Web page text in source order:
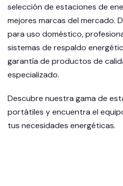
selección de estaciones de
mejores marcas del mercado.
para uso doméstico,
sistemas de respaldo
garantía de productos de
especializado.
Descubre nuestra gama de
portátiles y encuentra el
tus necesidades energéticas.